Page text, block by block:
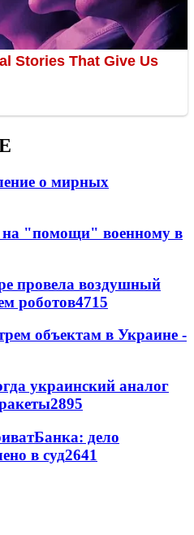
о мирных
"помощи" военному в
провела воздушный
роботов4715
объектам в Украине -
украинский аналог
2895
дело
в суд2641